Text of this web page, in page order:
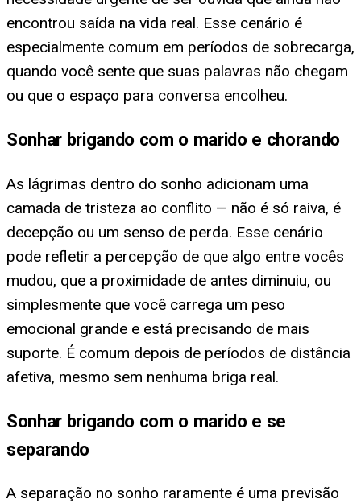
encontrou saída na vida real. Esse cenário é
especialmente comum em períodos de sobrecarga,
quando você sente que suas palavras não chegam
ou que o espaço para conversa encolheu.
Sonhar brigando com o marido e chorando
As lágrimas dentro do sonho adicionam uma
camada de tristeza ao conflito — não é só raiva, é
decepção ou um senso de perda. Esse cenário
pode refletir a percepção de que algo entre vocês
mudou, que a proximidade de antes diminuiu, ou
simplesmente que você carrega um peso
emocional grande e está precisando de mais
suporte. É comum depois de períodos de distância
afetiva, mesmo sem nenhuma briga real.
Sonhar brigando com o marido e se
separando
A separação no sonho raramente é uma previsão